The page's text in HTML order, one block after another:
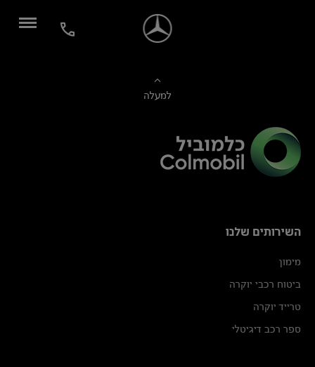
למעלה
השירותים שלנו
מימון
ביטוח רכבי יוקרה
טרייד יוקרה
ספר רכב דיגיטלי